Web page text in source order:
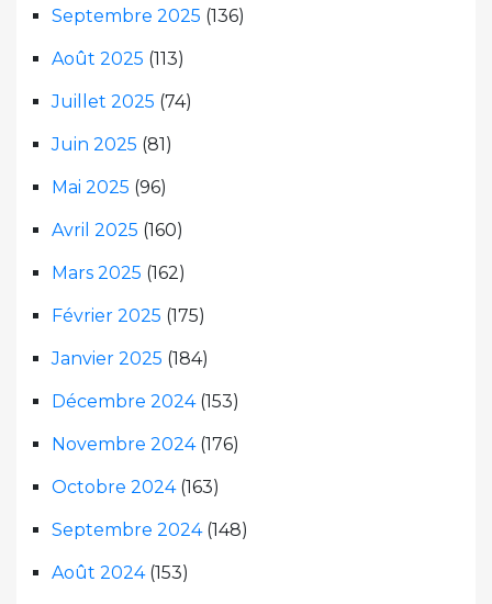
Septembre 2025 (136)
Août 2025 (113)
Juillet 2025 (74)
Juin 2025 (81)
Mai 2025 (96)
Avril 2025 (160)
Mars 2025 (162)
Février 2025 (175)
Janvier 2025 (184)
Décembre 2024(153)
Novembre 2024(176)
Octobre 2024(163)
Septembre 2024(148)
Août 2024(153)